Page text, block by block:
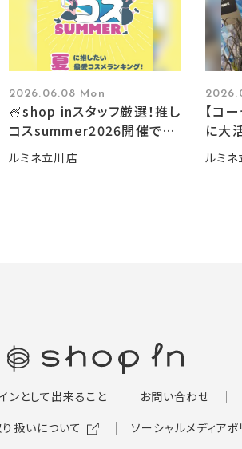
2026.06.08 Mon
🍧shop inスタッフ厳選！推し
コスsummer2026開催です
🍧
ルミネ立川店
【コ
に大
ルミ
ンとして出来ること お問い合わせ
扱いについて ソーシャルメディアポ